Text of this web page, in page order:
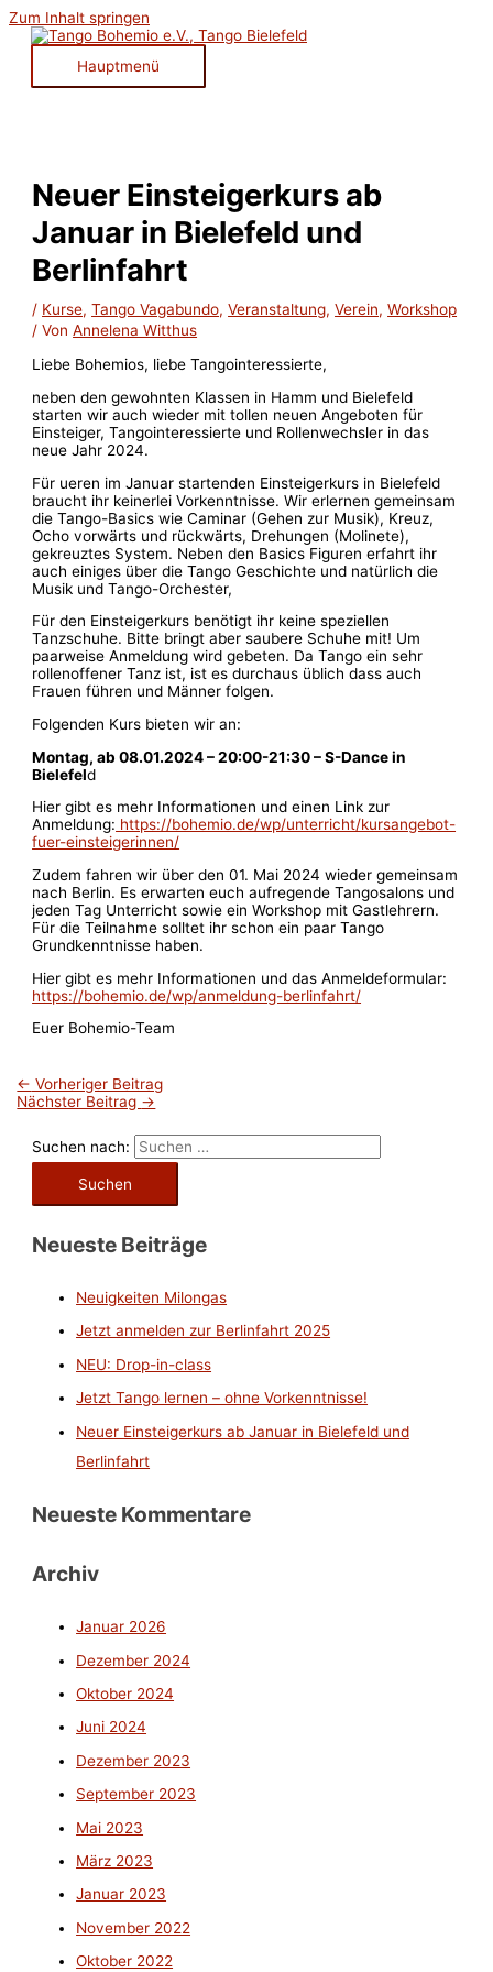
Zum Inhalt springen
Hauptmenü
Neuer Einsteigerkurs ab
Januar in Bielefeld und
Berlinfahrt
/ Kurse,Tango Vagabundo,Veranstaltung,Verein,Workshop
/ VonAnnelena Witthus
Liebe Bohemios, liebe Tangointeressierte,
neben den gewohnten Klassen in Hamm und Bielefeld
starten wir auch wieder mit tollen neuen Angeboten für
Einsteiger, Tangointeressierte und Rollenwechsler in das
neue Jahr 2024.
Für ueren im Januar startenden Einsteigerkurs in Bielefeld
braucht ihr keinerlei Vorkenntnisse. Wir erlernen gemeinsam
die Tango-Basics wie Caminar (Gehen zur Musik), Kreuz,
Ocho vorwärts und rückwärts, Drehungen (Molinete),
gekreuztes System. Neben den Basics Figuren erfahrt ihr
auch einiges über die Tango Geschichte und natürlich die
Musik und Tango-Orchester,
Für den Einsteigerkurs benötigt ihr keine speziellen
Tanzschuhe. Bitte bringt aber saubere Schuhe mit! Um
paarweise Anmeldung wird gebeten. Da Tango ein sehr
rollenoffener Tanz ist, ist es durchaus üblich dass auch
Frauen führen und Männer folgen.
Folgenden Kurs bieten wir an:
Montag, ab 08.01.2024 – 20:00-21:30 – S-Dance in
Bielefeld
Hier gibt es mehr Informationen und einen Link zur
Anmeldung: https://bohemio.de/wp/unterricht/kursangebot-
fuer-einsteigerinnen/
Zudem fahren wir über den 01. Mai 2024 wieder gemeinsam
nach Berlin. Es erwarten euch aufregende Tangosalons und
jeden Tag Unterricht sowie ein Workshop mit Gastlehrern.
Für die Teilnahme solltet ihr schon ein paar Tango
Grundkenntnisse haben.
Hier gibt es mehr Informationen und das Anmeldeformular:
https://bohemio.de/wp/anmeldung-berlinfahrt/
Euer Bohemio-Team
← Vorheriger Beitrag
Nächster Beitrag →
Suchen nach:
Neueste Beiträge
Neuigkeiten Milongas
Jetzt anmelden zur Berlinfahrt 2025
NEU: Drop-in-class
Jetzt Tango lernen – ohne Vorkenntnisse!
Neuer Einsteigerkurs ab Januar in Bielefeld und
Berlinfahrt
Neueste Kommentare
Archiv
Januar 2026
Dezember 2024
Oktober 2024
Juni 2024
Dezember 2023
September 2023
Mai 2023
März 2023
Januar 2023
November 2022
Oktober 2022